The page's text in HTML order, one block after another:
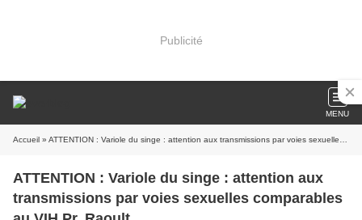
Publicité
MENU
Accueil » ATTENTION : Variole du singe : attention aux transmissions par voies sexuelles comparables au VIH Pr. Raoult
ATTENTION : Variole du singe : attention aux
transmissions par voies sexuelles comparables